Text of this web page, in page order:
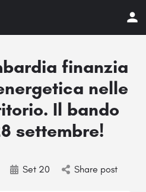
finanzia
nelle
Il bando
settembre!
Set 20 Share post